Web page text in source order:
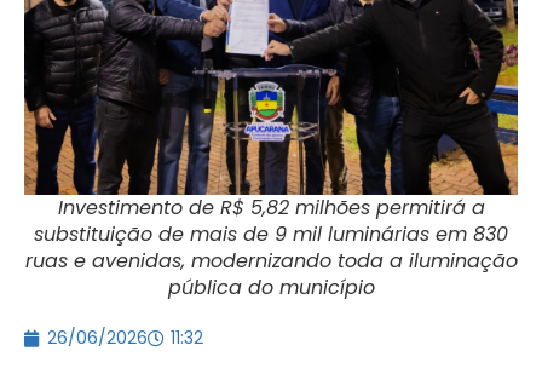
Investimento de R$ 5,82 milhões permitirá a
substituição de mais de 9 mil luminárias em 830
ruas e avenidas, modernizando toda a iluminação
pública do município
26/06/2026 11:32